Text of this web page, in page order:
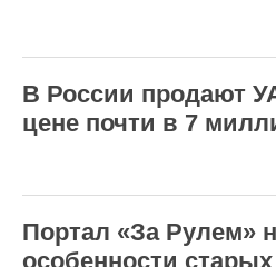
В России продают
цене почти в 7
Портал «За Рулем»
особенности